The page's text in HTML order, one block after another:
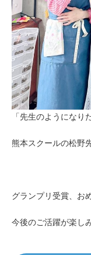
「先生のようになり
熊本スクールの松野
グランプリ受賞、お
今後のご活躍が楽し